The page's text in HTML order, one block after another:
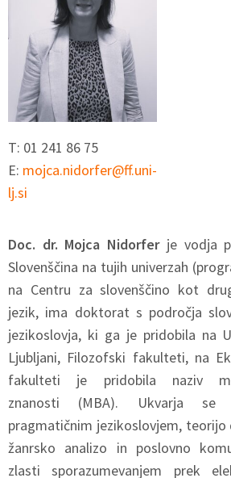
T: 01 241 86 75
E: mojca.nidorfer@ff.uni-
lj.si
Doc. dr. Mojca Nidorferje vodja
Slovenščina na tujih univerzah
na Centru za slovenščino kot
jezik, ima doktorat s področja
jezikoslovja, ki ga je pridobila na
Ljubljani, Filozofski fakulteti, na
fakulteti je pridobila naziv
znanosti (MBA). Ukvarja
pragmatičnim jezikoslovjem, teorijo
žanrsko analizo in poslovno
zlasti sporazumevanjem prek